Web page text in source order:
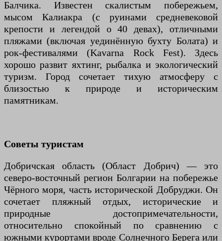
Балчика. Известен скалистым побережьем,
мысом Калиакра (с руинами средневековой
крепости и легендой о 40 девах), отличными
пляжами (включая уединённую бухту Болата) и
рок-фестивалями (Kavarna Rock Fest). Здесь
хорошо развит яхтинг, рыбалка и экологический
туризм. Город сочетает тихую атмосферу с
близостью к природе и историческим
памятникам.
Советы туристам
Добричская область (Област Добрич) — это
северо-восточный регион Болгарии на побережье
Чёрного моря, часть исторической Добруджи. Он
сочетает пляжный отдых, исторические и
природные достопримечательности,
относительно спокойный по сравнению с
южными курортами вроде Солнечного Берега или